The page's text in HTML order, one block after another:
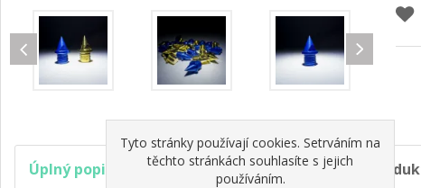
Úplný popis Produktový tag Specifikace
Tyto stránky používají cookies. Setrváním na
těchto stránkách souhlasíte s jejich
používáním.